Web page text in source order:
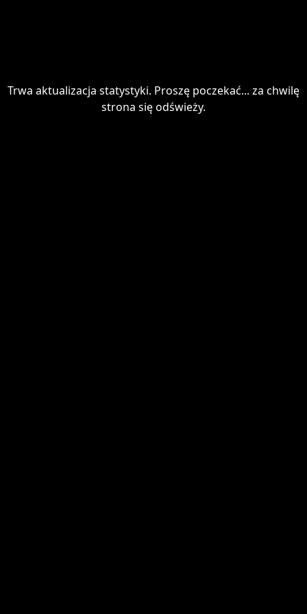
Trwa aktualizacja statystyki. Proszę poczekać... za chwilę
strona się odświeży.